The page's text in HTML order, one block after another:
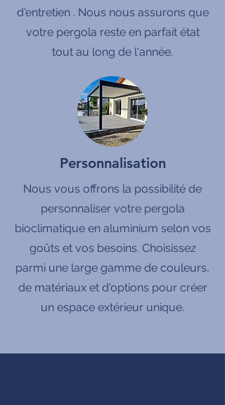
d'entretien . Nous nous assurons que
votre pergola reste en parfait état
tout au long de l'année.
Personnalisation
Nous vous offrons la possibilité de
personnaliser votre pergola
bioclimatique en aluminium selon vos
goûts et vos besoins. Choisissez
parmi une large gamme de couleurs,
de matériaux et d'options pour créer
un espace extérieur unique.